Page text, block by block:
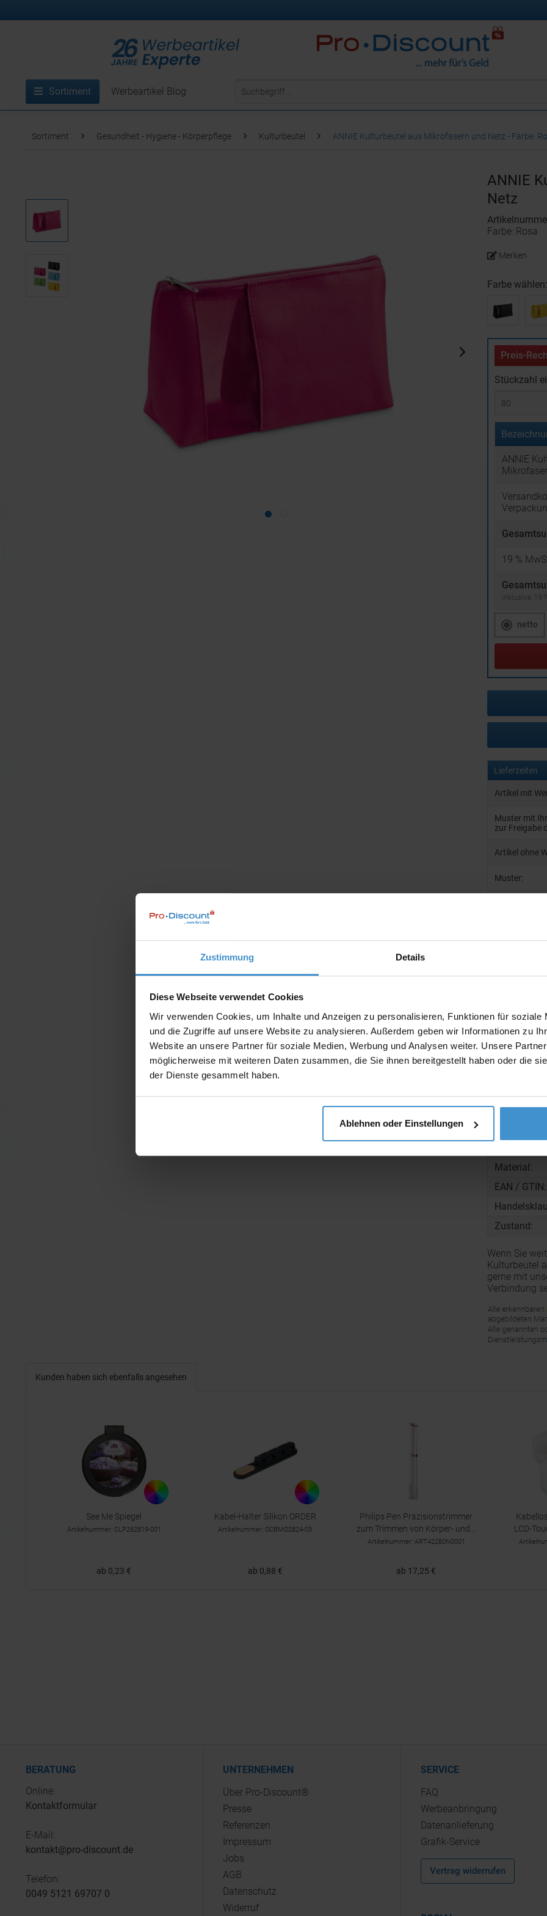
Zustimmung Details
Diese Webseite verwendet Cookies
Wir verwenden Cookies, um Inhalte und Anzeigen zu personalisieren, Funktionen für soziale
und die Zugriffe auf unsere Website zu analysieren. Außerdem geben wir Informationen zu
Website an unsere Partner für soziale Medien, Werbung und Analysen weiter. Unsere
möglicherweise mit weiteren Daten zusammen, die Sie ihnen bereitgestellt haben oder die
der Dienste gesammelt haben.
Ablehnen oder Einstellungen
Sortiment Werbeartikel Blog
Sortiment Gesundheit - Hygiene - Körperpflege Kulturbeutel ANNIE Kulturbeutel aus Mikrofasern und Netz - Farbe:
ANNIE
Netz
Farbe: Rosa
Merken
Farbe wählen:
Preis-
Stückzahl
ANNIE
19 %
inklusive 19
netto
Lieferzeiten
Artikel mit
Muster mit
zur Freigabe
Artikel ohne
Muster:
Ausführung:
Gewicht
Material:
EAN / GTIN:
Zustand:
Wenn Sie
Kulturbeutel
gerne mit
Verbindung
Kunden haben sich ebenfalls angesehen
See Me Spiegel
Artikelnummer: CLP262819-001
ab 0,23 €
Kabel-Halter Silikon ORDER
Artikelnummer: OCBMO2824-03
ab 0,88 €
Philips Pen Präzisionstrimmer
zum Trimmen von Körper- und...
Artikelnummer: ART42280N0001
ab 17,25 €
LCD-
BERATUNG
Online:
Kontaktformular
E-Mail:
kontakt@pro-discount.de
Telefon:
0049 5121 69707 0
UNTERNEHMEN
Über Pro-Discount®
Presse
Referenzen
Impressum
Jobs
AGB
Datenschutz
Widerruf
SERVICE
FAQ
Werbeanbringung
Datenanlieferung
Grafik-Service
Vertrag widerrufen